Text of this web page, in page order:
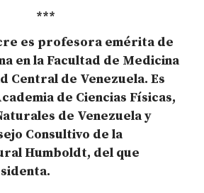
***
es profesora emérita de
en la Facultad de Medicina
Central de Venezuela. Es
de Ciencias Físicas,
de Venezuela y
Consultivo de la
Humboldt, del que